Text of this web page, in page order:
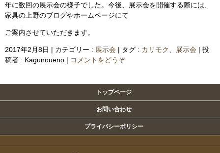
年に数回の展示会の様子でした。今後、展示会を開催する際には、
家具の上野のブログやホームページにて
ご案内させていただきます。
2017年2月8日 | カテゴリー : 展示会 | タグ : カリモク、展示会 | 投
稿者 : Kagunoueno | コメントをどうぞ
トップページ
お問い合わせ
プライバシーポリシー